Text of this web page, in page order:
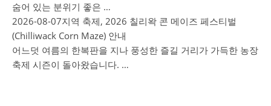
숨어 있는 분위기 좋은 …
2026-08-07지역 축제, 2026 칠리왁 콘 메이즈 페스티벌
(Chilliwack Corn Maze) 안내
어느덧 여름의 한복판을 지나 풍성한 즐길 거리가 가득한 농장
축제 시즌이 돌아왔습니다. …